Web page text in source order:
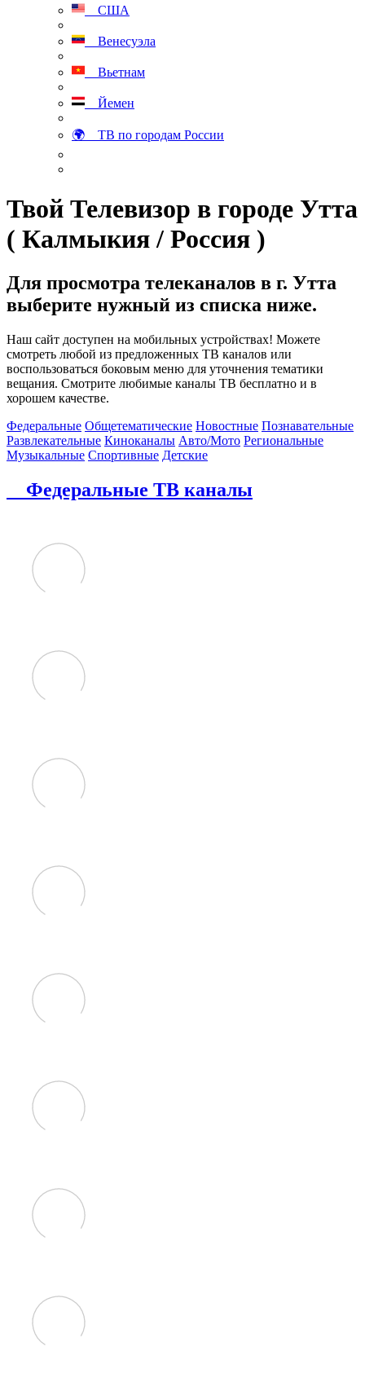
США
Венесуэла
Вьетнам
Йемен
🌍 ТВ по городам России
Твой Телевизор в городе Утта
( Калмыкия / Россия )
Для просмотра телеканалов в г. Утта
выберите нужный из списка ниже.
Наш сайт доступен на мобильных устройствах! Можете
смотреть любой из предложенных ТВ каналов или
воспользоваться боковым меню для уточнения тематики
вещания. Смотрите любимые каналы ТВ бесплатно и в
хорошем качестве.
Федеральные Общетематические Новостные Познавательные
Развлекательные Киноканалы Авто/Мото Региональные
Музыкальные Спортивные Детские
Федеральные ТВ каналы